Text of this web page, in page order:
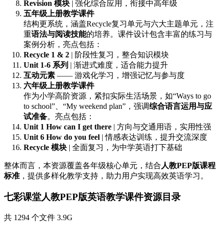
Revision 模块 | 强化综合应用，衔接中高年级
五年级上册教学课件
结构更系统，涵盖Recycle复习单元与六大主题单元，注
重语法与阅读技能的培养。课件设计包含丰富的练习与
案例分析，亮点包括：
Recycle 1 & 2 | 阶段性复习，整合知识模块
Unit 1-6 系列 | 渐进式难度，适合能力提升
互动元素 —— 游戏化学习，增强记忆与参与度
六年级上册教学课件
作为小学高阶资源，紧扣实际生活场景，如“Ways to go
to school”、“My weekend plan”，强调综合语言运用与应
试准备。亮点包括：
Unit 1 How can I get there | 方向与交通用语，实用性强
Unit 6 How do you feel | 情感表达训练，提升交流深度
Recycle 模块 | 全面复习，为中学英语打下基础
整体而言，本资源覆盖各年级核心单元，结合 人教PEP版课程
标准 ，提供多样化教学支持，助力用户实现高效英语学习。
七彩课堂人教PEP版英语教学课件资源目录
共 1294 个文件 3.9G